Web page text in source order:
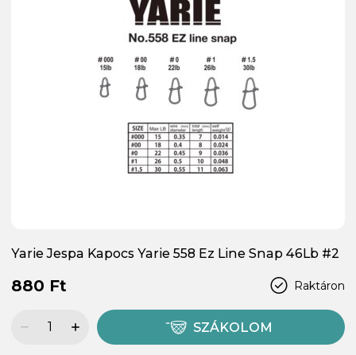
Yarie Jespa Kapocs Yarie 558 Ez Line Snap 46Lb #2
Raktáron
880 Ft
SZÁKOLOM